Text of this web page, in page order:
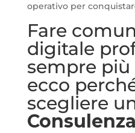
operativo per
Fare
digitale
sempre
ecco
scegliere